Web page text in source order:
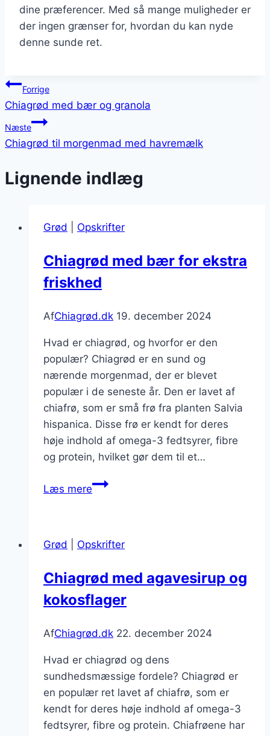
dine præferencer. Med så mange muligheder er
der ingen grænser for, hvordan du kan nyde
denne sunde ret.
Indlægsnavigation
Forrige
Chiagrød med bær og granola
Næste
Chiagrød til morgenmad med havremælk
Lignende indlæg
Grød Opskrifter
Chiagrød med bær for ekstra
friskhed
AfChiagrød.dk 19. december 2024
Hvad er chiagrød, og hvorfor er den
populær? Chiagrød er en sund og
nærende morgenmad, der er blevet
populær i de seneste år. Den er lavet af
chiafrø, som er små frø fra planten Salvia
hispanica. Disse frø er kendt for deres
høje indhold af omega-3 fedtsyrer, fibre
og protein, hvilket gør dem til et…
Læs mereChiagrød
ekstra
Grød Opskrifter
Chiagrød med agavesirup og
kokosflager
AfChiagrød.dk 22. december 2024
Hvad er chiagrød og dens
sundhedsmæssige fordele? Chiagrød er
en populær ret lavet af chiafrø, som er
kendt for deres høje indhold af omega-3
fedtsyrer, fibre og protein. Chiafrøene har